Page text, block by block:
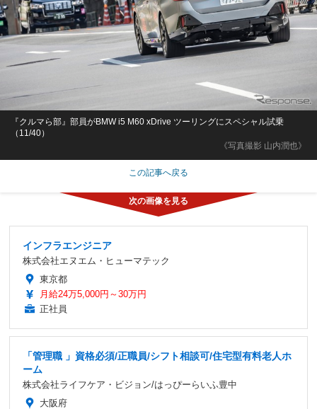
《写真撮影 山内潤也》
『クルマら部』部員がBMW i5 M60 xDrive ツーリングにスペシャル試乗
（11/40）
この記事へ戻る
インフラエンジニア
株式会社エヌエム・ヒューマテック
東京都
月給24万5,000円～30万円
正社員
「管理職 」資格必須/正職員/シフト相談可/住宅型有料老人ホ
ーム
株式会社ライフケア・ビジョン/はっぴーらいふ豊中
大阪府